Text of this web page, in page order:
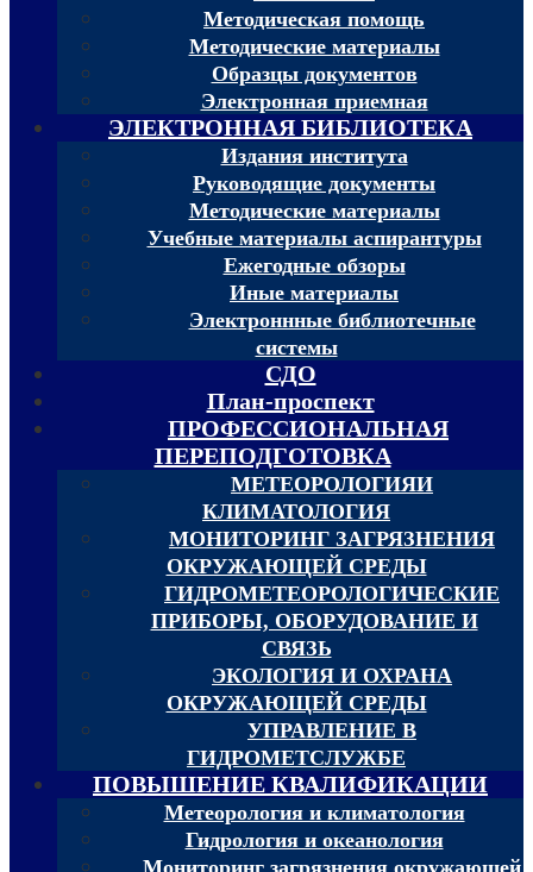
Методическая помощь
Методические материалы
Образцы документов
Электронная приемная
ЭЛЕКТРОННАЯ БИБЛИОТЕКА
Издания института
Руководящие документы
Методические материалы
Учебные материалы аспирантуры
Ежегодные обзоры
Иные материалы
Электроннные библиотечные
системы
СДО
План-проспект
ПРОФЕССИОНАЛЬНАЯ
ПЕРЕПОДГОТОВКА
МЕТЕОРОЛОГИЯИ
КЛИМАТОЛОГИЯ
МОНИТОРИНГ ЗАГРЯЗНЕНИЯ
ОКРУЖАЮЩЕЙ СРЕДЫ
ГИДРОМЕТЕОРОЛОГИЧЕСКИЕ
ПРИБОРЫ, ОБОРУДОВАНИЕ И
СВЯЗЬ
ЭКОЛОГИЯ И ОХРАНА
ОКРУЖАЮЩЕЙ СРЕДЫ
УПРАВЛЕНИЕ В
ГИДРОМЕТСЛУЖБЕ
ПОВЫШЕНИЕ КВАЛИФИКАЦИИ
Метеорология и климатология
Гидрология и океанология
Мониторинг загрязнения окружающей